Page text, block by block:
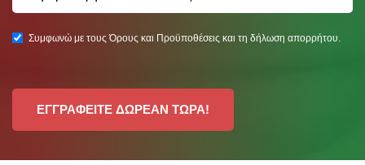
Συμφωνώ με τους Όρους και Προϋποθέσεις και τη δήλωση απορρήτου.
ΕΓΓΡΑΦΕΙΤΕ ΔΩΡΕΑΝ ΤΩΡΑ!